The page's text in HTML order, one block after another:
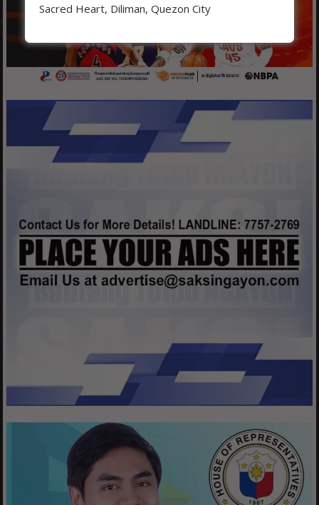
Sacred Heart, Diliman, Quezon City